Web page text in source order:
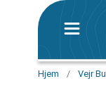
Hjem / Vejr